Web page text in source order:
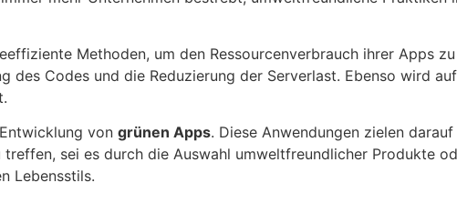
Methoden, um den Ressourcenverbrauch ihrer Apps
des Codes und die Reduzierung der Serverlast. Ebenso wird
von grünen Apps. Diese Anwendungen zielen
sei es durch die Auswahl umweltfreundlicher Produkte
Lebensstils.